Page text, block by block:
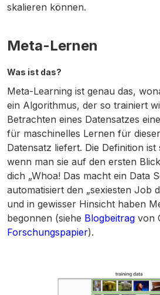
skalieren können.
Meta-Lernen
Was ist das?
Meta-Learning ist genau das,
ein Algorithmus, der so trainiert
Betrachten eines Datensatzes
für maschinelles Lernen für
Datensatz liefert. Die Definition
wenn man sie auf den ersten
dich „Whoa! Das macht ein Data
automatisiert den „sexiesten Job
und in gewisser Hinsicht haben
begonnen (siehe Blogbeitrag von
Forschungspapier).